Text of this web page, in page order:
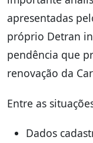
apresentadas
próprio Detran
pendência que
renovação da
Entre as
Dados